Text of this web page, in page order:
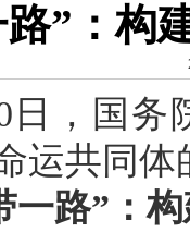
”：构
日，国
运共同
一路”：